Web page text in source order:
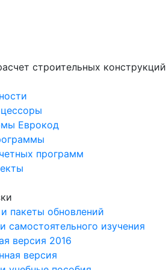
строительных конструкций
Еврокод
программ
пакеты обновлений
самостоятельного изучения
версия 2016
версия